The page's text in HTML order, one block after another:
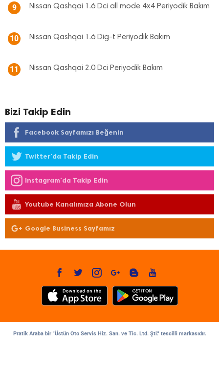
9 Nissan Qashqai 1.6 Dci all mode 4x4 Periyodik Bakım
10 Nissan Qashqai 1.6 Dig-t Periyodik Bakım
11 Nissan Qashqai 2.0 Dci Periyodik Bakım
Bizi Takip Edin
Facebook Sayfamızı Beğenin
Twitter'da Takip Edin
Instagram'da Takip Edin
Youtube Kanalımıza Abone Olun
Google Business Sayfamız
Pratik Araba bir "Üstün Oto Servis Hiz. San. ve Tic. Ltd. Şti." tescilli markasıdır.